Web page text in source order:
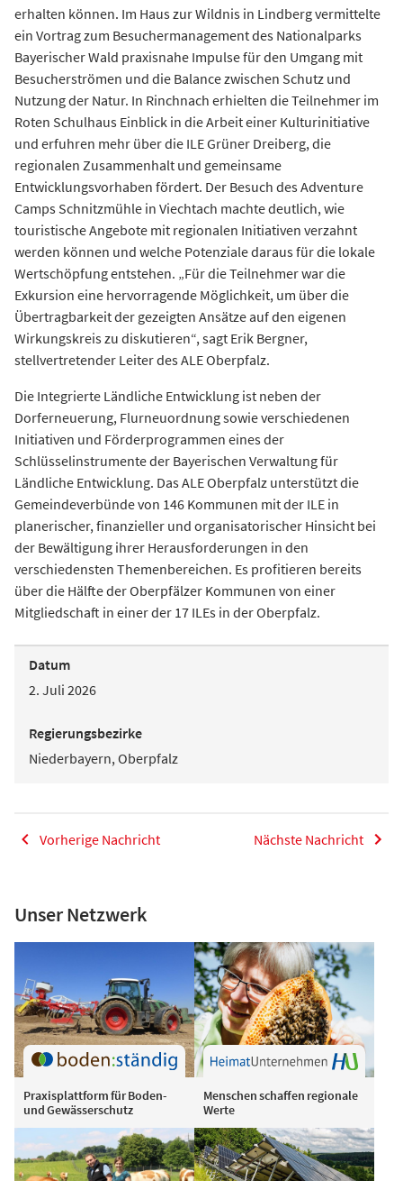
erhalten können. Im Haus zur Wildnis in Lindberg vermittelte
ein Vortrag zum Besuchermanagement des Nationalparks
Bayerischer Wald praxisnahe Impulse für den Umgang mit
Besucherströmen und die Balance zwischen Schutz und
Nutzung der Natur. In Rinchnach erhielten die Teilnehmer im
Roten Schulhaus Einblick in die Arbeit einer Kulturinitiative
und erfuhren mehr über die ILE Grüner Dreiberg, die
regionalen Zusammenhalt und gemeinsame
Entwicklungsvorhaben fördert. Der Besuch des Adventure
Camps Schnitzmühle in Viechtach machte deutlich, wie
touristische Angebote mit regionalen Initiativen verzahnt
werden können und welche Potenziale daraus für die lokale
Wertschöpfung entstehen. „Für die Teilnehmer war die
Exkursion eine hervorragende Möglichkeit, um über die
Übertragbarkeit der gezeigten Ansätze auf den eigenen
Wirkungskreis zu diskutieren“, sagt Erik Bergner,
stellvertretender Leiter des ALE Oberpfalz.
Die Integrierte Ländliche Entwicklung ist neben der
Dorferneuerung, Flurneuordnung sowie verschiedenen
Initiativen und Förderprogrammen eines der
Schlüsselinstrumente der Bayerischen Verwaltung für
Ländliche Entwicklung. Das ALE Oberpfalz unterstützt die
Gemeindeverbünde von 146 Kommunen mit der ILE in
planerischer, finanzieller und organisatorischer Hinsicht bei
der Bewältigung ihrer Herausforderungen in den
verschiedensten Themenbereichen. Es profitieren bereits
über die Hälfte der Oberpfälzer Kommunen von einer
Mitgliedschaft in einer der 17 ILEs in der Oberpfalz.
Datum
2. Juli 2026
Regierungsbezirke
Niederbayern, Oberpfalz
Vorherige Nachricht Nächste Nachricht
Unser Netzwerk
Praxisplattform für Boden-
und Gewässerschutz
Menschen schaffen regionale
Werte